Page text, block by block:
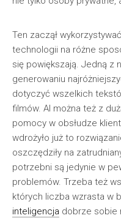
Ten zaczął
technologii na różne
się powiększają. Jedną z
generowaniu
dotyczyć wszelkich
filmów. AI można też z
pomocy w obsłudze
wdrożyło już to
oszczędziły na
potrzebni są jedynie w
problemów. Trzeba też
których liczba wzrasta w
inteligencja dobrze sobie